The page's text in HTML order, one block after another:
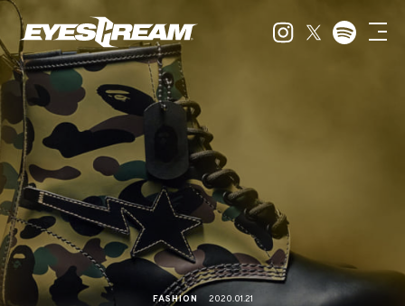
FASHION 2020.01.21